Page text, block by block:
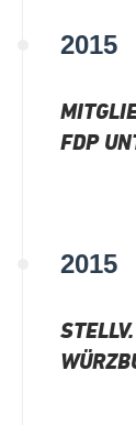
2015
FDP
2015